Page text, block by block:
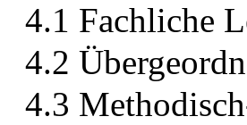
4.1 Fachliche
4.2
4.3